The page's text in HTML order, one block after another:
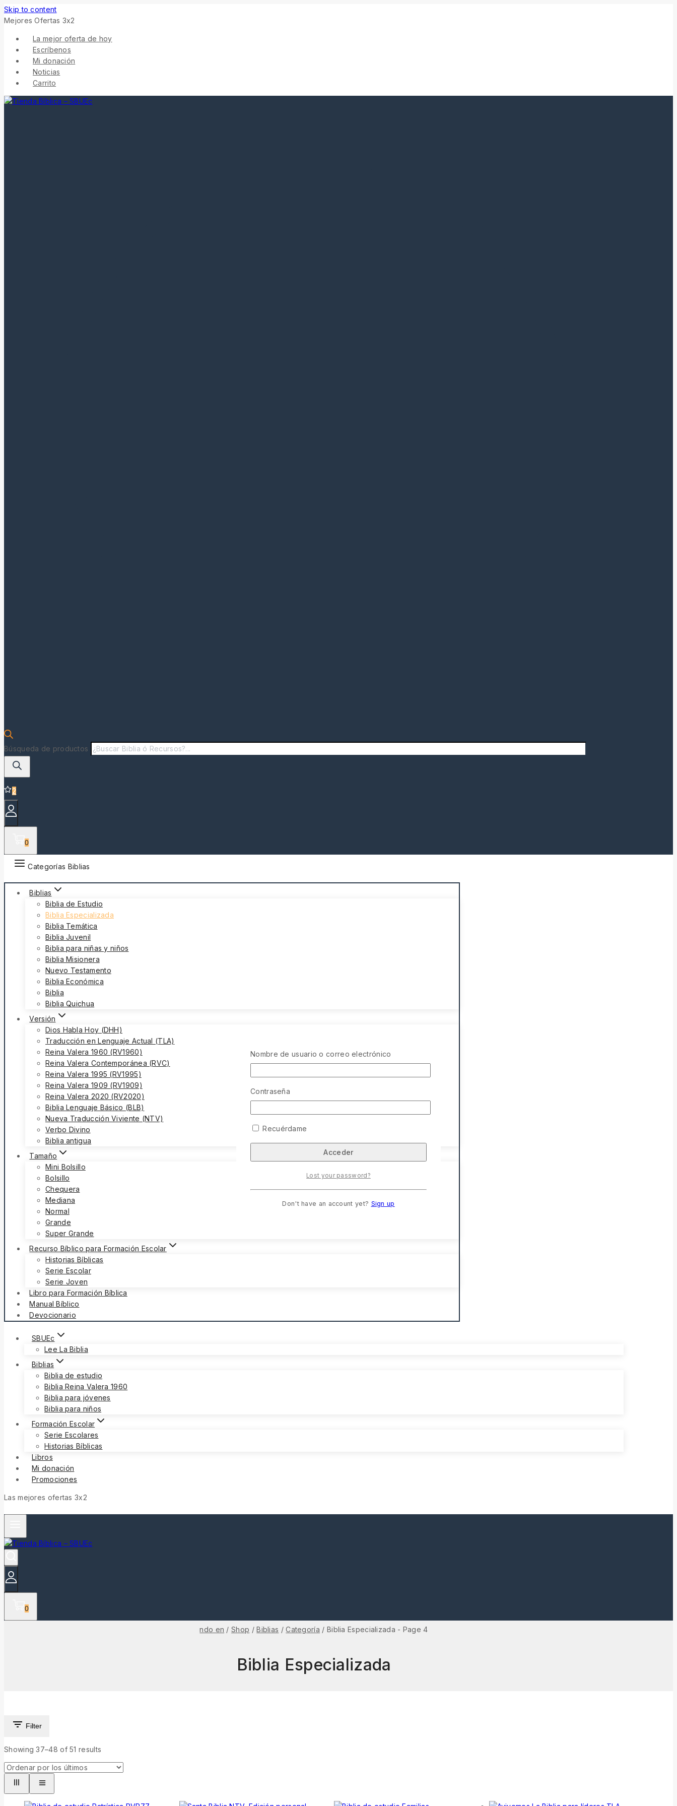
Skip to content
Mejores Ofertas 3x2
La mejor oferta de hoy
Escríbenos
Mi donación
Noticias
Carrito
Búsqueda de productos
2
0
Categorías Biblias
Biblias
Biblia de Estudio
Biblia Especializada
Biblia Temática
Biblia Juvenil
Biblia para niñas y niños
Biblia Misionera
Nuevo Testamento
Biblia Económica
Biblia
Biblia Quichua
Versión
Dios Habla Hoy (DHH)
Traducción en Lenguaje Actual (TLA)
Reina Valera 1960 (RV1960)
Reina Valera Contemporánea (RVC)
Reina Valera 1995 (RV1995)
Reina Valera 1909 (RV1909)
Reina Valera 2020 (RV2020)
Biblia Lenguaje Básico (BLB)
Nueva Traducción Viviente (NTV)
Verbo Divino
Biblia antigua
Tamaño
Mini Bolsillo
Bolsillo
Chequera
Mediana
Normal
Grande
Super Grande
Recurso Bíblico para Formación Escolar
Historias Bíblicas
Serie Escolar
Serie Joven
Libro para Formación Bíblica
Manual Bíblico
Devocionario
SBUEc
Lee La Biblia
Biblias
Biblia de estudio
Biblia Reina Valera 1960
Biblia para jóvenes
Biblia para niños
Formación Escolar
Serie Escolares
Historias Bíblicas
Libros
Mi donación
Promociones
Las mejores ofertas 3x2
0
ndo en / Shop / Biblias / Categoría / Biblia Especializada - Page 4
Biblia Especializada
Filter
Showing 37–48 of51 results
Nombre de usuario o correo electrónico
Contraseña
Recuérdame
Lost your password?
Don't have an account yet? Sign up